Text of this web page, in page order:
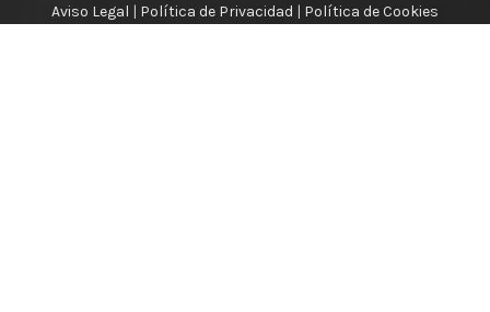
Aviso Legal | Política de Privacidad | Política de Cookies